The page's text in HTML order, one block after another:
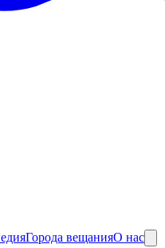
Города вещанияО нас